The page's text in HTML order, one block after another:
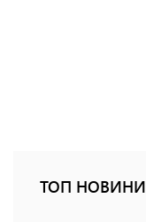
ТОП НОВИНИ